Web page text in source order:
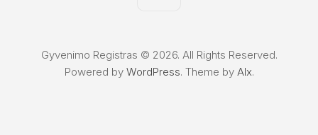
Gyvenimo Registras © 2026. All Rights Reserved.
Powered by WordPress. Theme by Alx.